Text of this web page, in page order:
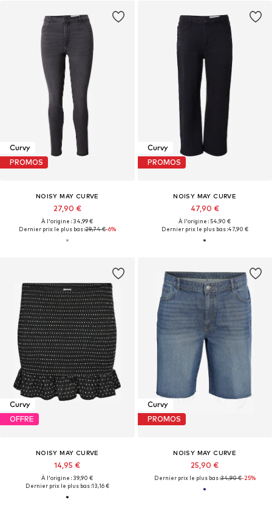
Curvy
PROMOS
NOISY MAY CURVE
27,90 €
À l'origine : 34,99 €
Dernier prix le plus bas :29,74 €-6%
Curvy
PROMOS
NOISY MAY CURVE
47,90 €
À l'origine : 54,90 €
Dernier prix le plus bas :47,90 €
Curvy
OFFRE
NOISY MAY CURVE
14,95 €
À l'origine : 39,90 €
Dernier prix le plus bas :13,16 €
Curvy
PROMOS
NOISY MAY CURVE
25,90 €
Dernier prix le plus bas :34,90 €-25%